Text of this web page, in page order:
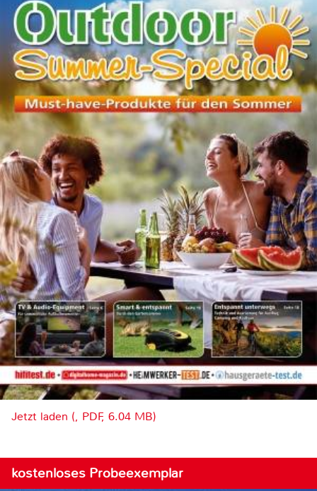
Jetzt laden (, PDF, 6.04 MB)
kostenloses Probeexemplar